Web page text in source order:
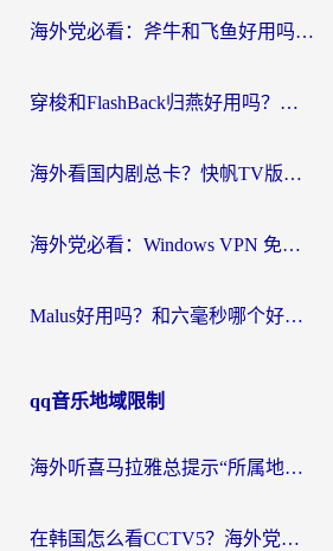
海外党必看：斧牛和飞鱼好用吗？3步选对回国加速器，无缝刷剧玩国服
穿梭和FlashBack归燕好用吗？海外党亲测3款热门回国加速器，教你选对不踩坑
海外看国内剧总卡？快帆TV版VPN好用吗？和快滚VPN对比哪个回国效果更好？
海外党必看：Windows VPN 免费？别踩坑！教你选对好用的国内加速器无缝回国
Malus好用吗？和六毫秒哪个好？海外党选回国加速器的避坑指南
qq音乐地域限制
海外听喜马拉雅总提示“所属地区暂时无版权”？这个限制解除方法亲测有效！
在韩国怎么看CCTV5？海外党体育赛事+中文解说观看终极指南